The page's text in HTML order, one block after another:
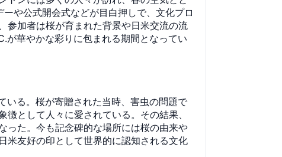
や公式開会式などが目白押しで、文化プロ
参加者は桜が育まれた背景や日米交流の流
が華やかな彩りに包まれる期間となってい
いる。桜が寄贈された当時、害虫の問題で
として人々に愛されている。その結果、
った。今も記念碑的な場所には桜の由来や
米友好の印として世界的に認知される文化